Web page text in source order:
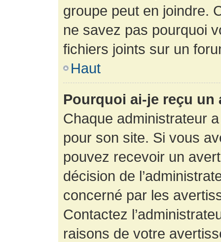
groupe peut en joindre.
ne savez pas pourquoi
fichiers joints sur un
Haut
Pourquoi ai-je reçu un
Chaque administrateur
pour son site. Si vous
pouvez recevoir un
décision de
concerné par les
Contactez
raisons de votre